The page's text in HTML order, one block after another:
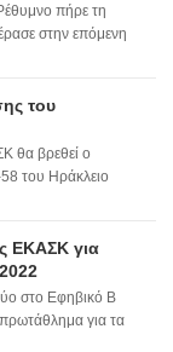
πήρε τη
στην επόμενη
του
θα βρεθεί ο
του Ηράκλειο
ΕΚΑΣΚ για
στο Εφηβικό Β
για τα